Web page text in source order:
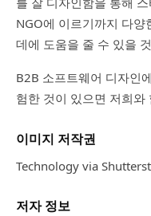
NGO에 이르기까지 다
데에 도움을 줄 수 있을
B2B 소프트웨어 디자인
험한 것이 있으면 저희와
이미지 저작권
Technology via
저자 정보